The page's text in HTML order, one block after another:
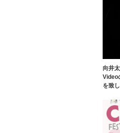
向井
Video
を致